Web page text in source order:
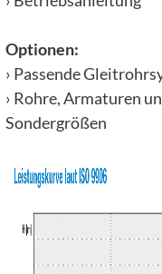
Optionen:
› Passende
› Rohre, Armaturen
Sondergrößen